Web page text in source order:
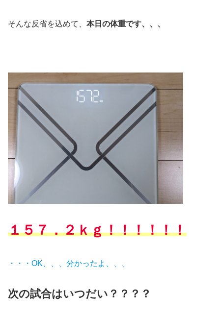
そんな反省を込めて、 本日の体重です、、、
１５７．２ｋｇ！！！！！！
・・・OK、、、分かったよ、、、
次の試合はいつだい？？？？